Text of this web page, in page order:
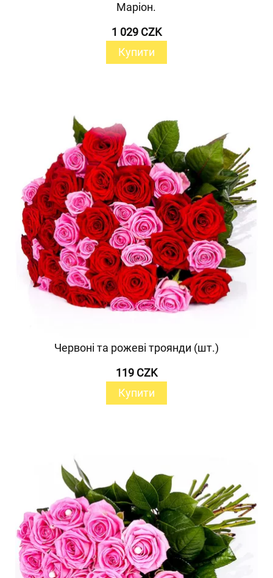
Маріон.
1 029 CZK
Купити
Червоні та рожеві троянди (шт.)
119 CZK
Купити